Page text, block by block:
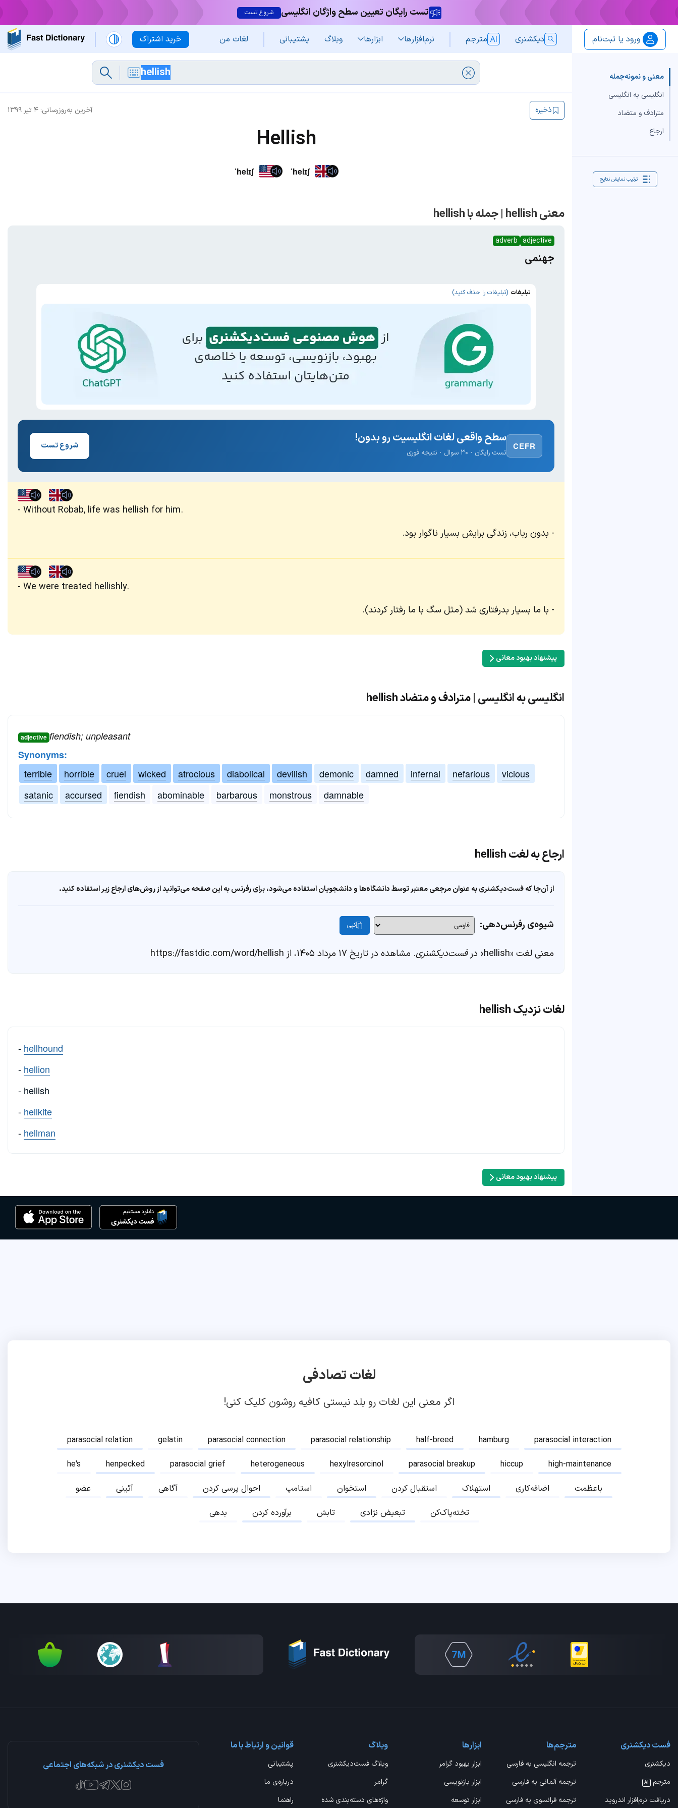
تست رایگان تعیین سطح واژگان انگلیسی شروع تست
خرید اشتراک ورود یا ثبت‌نام دیکشنری مترجم نرم‌افزار‌ها ابزارها وبلاگ پشتیبانی لغات من
معنی و نمونه‌جمله
انگلیسی به انگلیسی
مترادف و متضاد
ارجاع
ترتیب نمایش نتایج
آخرین به‌روزرسانی: ۴ تیر ۱۳۹۹ ذخیره
Hellish
ˈhelɪʃ ˈhelɪʃ
معنی hellish | جمله با hellish
adjective
adverb
جهنمی
تبلیغات (تبلیغات را حذف کنید)
CEFR
سطح واقعی لغات انگلیسیت رو بدون!
تست رایگان · ۳۰ سوال · نتیجه فوری
شروع تست
Without Robab, life was hellish for him.
بدون رباب، زندگی برایش بسیار ناگوار بود.
We were treated hellishly.
با ما بسیار بدرفتاری شد (مثل سگ با ما رفتار کردند).
پیشنهاد بهبود معانی
انگلیسی به انگلیسی | مترادف و متضاد hellish
adjective fiendish; unpleasant
Synonyms:
terrible
horrible cruel wicked atrocious diabolical devilish demonic damned infernal nefarious
vicious
satanic
accursed fiendish abominable barbarous monstrous damnable
ارجاع به لغت hellish
از آن‌جا که فست‌دیکشنری به عنوان مرجعی معتبر توسط دانشگاه‌ها و دانشجویان استفاده می‌شود، برای رفرنس به این صفحه می‌توانید از روش‌های ارجاع زیر استفاده کنید.
شیوه‌ی رفرنس‌دهی: کپی
معنی لغت «hellish» در فست‌دیکشنری. مشاهده در تاریخ ۱۷ مرداد ۱۴۰۵، از https://fastdic.com/word/hellish
لغات نزدیک hellish
- hellhound
- hellion
- hellish
- hellkite
- hellman
پیشنهاد بهبود معانی
لغات تصادفی
اگر معنی این لغات رو بلد نیستی کافیه روشون کلیک کنی!
parasocial relation gelatin parasocial connection parasocial relationship half-breed hamburg
parasocial interaction
he's
henpecked parasocial grief heterogeneous hexylresorcinol parasocial breakup hiccup
high-maintenance
عضو
آئینی آگاهی احوال پرسی کردن استامپ استخوان استقبال کردن استهلاک اضافه‌کاری
باعظمت
بدهی
برآورده کردن تابش تبعیض نژادی تخته‌پاک‌کن
فست دیکشنری
دیکشنری
مترجم
AI
دریافت نرم‌افزار اندروید
مترجم‌ها
ترجمه انگلیسی به فارسی
ترجمه آلمانی به فارسی
ترجمه فرانسوی به فارسی
ابزارها
ابزار بهبود گرامر
ابزار بازنویسی
ابزار توسعه
وبلاگ
وبلاگ فست‌دیکشنری
گرامر
واژه‌های دسته‌بندی شده
قوانین و ارتباط با ما
پشتیبانی
درباره‌ی ما
راهنما
فست دیکشنری در شبکه‌های اجتماعی